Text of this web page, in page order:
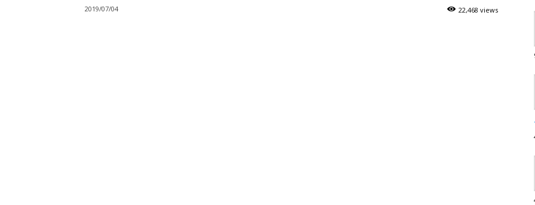
2019/07/04 22,468 views